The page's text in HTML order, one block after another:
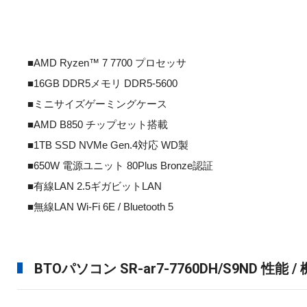
■AMD Ryzen™ 7 7700 プロセッサ
■16GB DDR5メモリ DDR5-5600
■ミニサイズゲーミングケース
■AMD B850 チップセット搭載
■1TB SSD NVMe Gen.4対応 WD製
■650W 電源ユニット 80Plus Bronze認証
■有線LAN 2.5ギガビットLAN
■無線LAN Wi-Fi 6E / Bluetooth 5
BTOパソコン SR-ar7-7760DH/S9ND 性能 /